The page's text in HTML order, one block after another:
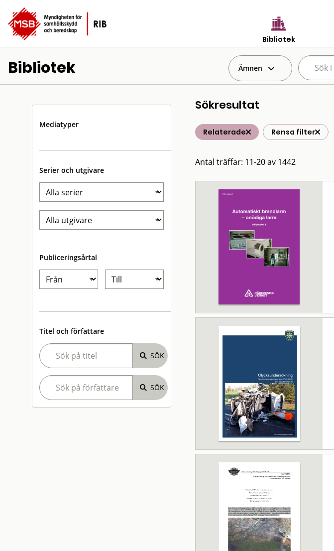
Bibliotek
Bibliotek Ämnen
Mediatyper
Serier och utgivare
Publiceringsårtal
Titel och författare
Sökresultat
Relaterade Rensa filter
Antal träffar: 11-20 av 1442